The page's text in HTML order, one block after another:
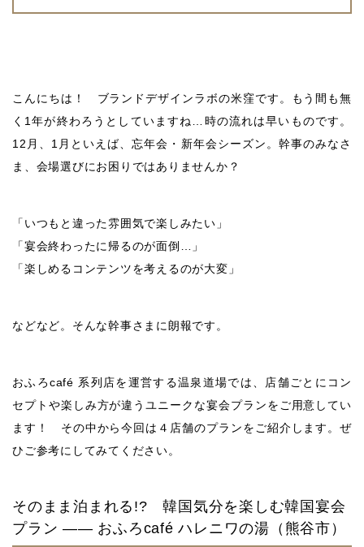
こんにちは！ ブランドデザインラボの米窪です。もう間も無
く1年が終わろうとしていますね…時の流れは早いものです。
12月、1月といえば、忘年会・新年会シーズン。幹事のみなさ
ま、会場選びにお困りではありませんか？
「いつもと違った雰囲気で楽しみたい」
「宴会終わったに帰るのが面倒…」
「楽しめるコンテンツを考えるのが大変」
などなど。そんな幹事さまに朗報です。
おふろcafé 系列店を運営する温泉道場では、店舗ごとにコン
セプトや楽しみ方が違うユニークな宴会プランをご用意してい
ます！ その中から今回は４店舗のプランをご紹介します。ぜ
ひご参考にしてみてください。
そのまま泊まれる!? 韓国気分を楽しむ韓国宴会
プラン —— おふろcafé ハレニワの湯（熊谷市）